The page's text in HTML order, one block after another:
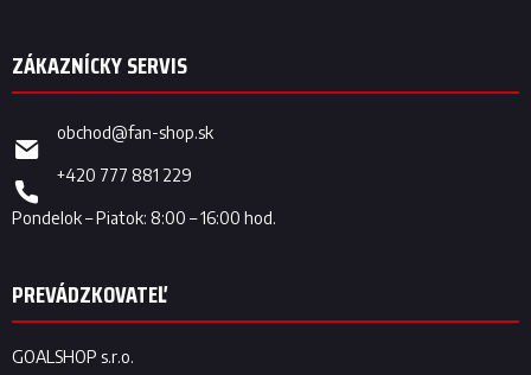
obchod@fan-shop.sk
+420 777 881 229